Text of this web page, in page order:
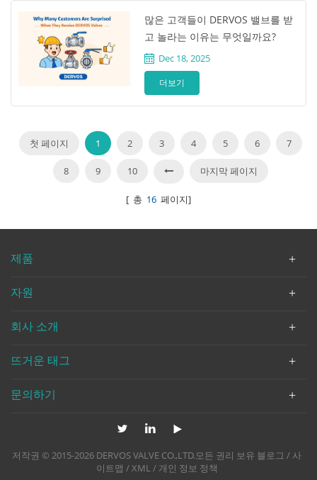
많은 고객들이 DERVOS 밸브를 받
고 놀라는 이유는 무엇일까요?
Dec 18, 2025
더보기
첫 페이지 1 2 3 4 5 6 7
8 9 10 마지막 페이지
[ 총 16 페이지]
제품
자원
회사 소개
뜨거운 태그
문의하기
저작권 © 2015-2026 DERVOS VALVE CO.,LTD.모든 권리 보유 블로그 / 사
이트맵 /XML/ 개인 정보 정책